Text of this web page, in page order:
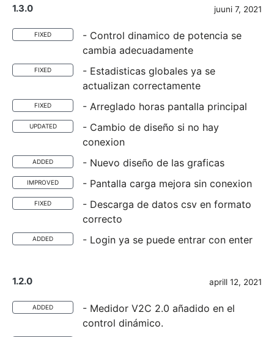
1.3.0 juuni 7, 2021
FIXED
- Control dinamico de potencia se
cambia adecuadamente
FIXED
- Estadisticas globales ya se
actualizan correctamente
FIXED - Arreglado horas pantalla principal
UPDATED
- Cambio de diseño si no hay
conexion
ADDED - Nuevo diseño de las graficas
IMPROVED - Pantalla carga mejora sin conexion
FIXED
- Descarga de datos csv en formato
correcto
ADDED - Login ya se puede entrar con enter
1.2.0 aprill 12, 2021
ADDED
- Medidor V2C 2.0 añadido en el
control dinámico.